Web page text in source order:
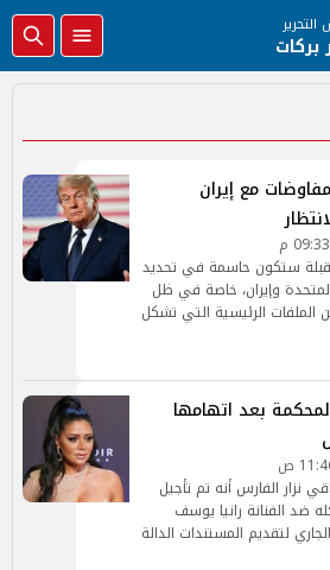
بركات
مع إيران
ستكون حاسمة في تحديد
وإيران، خاصة في ظل
الملفات الرئيسية التي تشكل
بعد اتهامها
نزار الفارس أنه تم تأجيل
ضد الفنانة رانيا يوسف
الجاري لتقديم المستندات الدالة